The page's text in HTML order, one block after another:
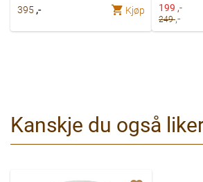
395 ,- Kjøp Spesialpris
199 ,-
249,-
Kanskje du også